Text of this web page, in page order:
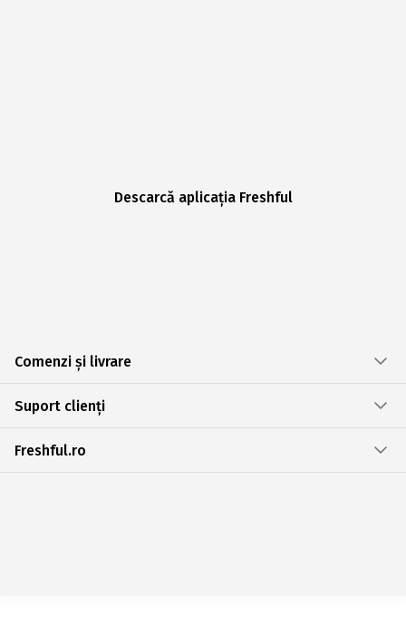
Descarcă aplicația Freshful
Comenzi și livrare
Suport clienți
Freshful.ro